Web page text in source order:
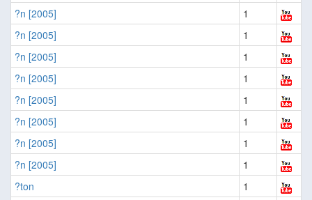
?n [2005]
1
?n [2005]
1
?n [2005]
1
?n [2005]
1
?n [2005]
1
?n [2005]
1
?n [2005]
1
?n [2005]
1
?ton
1